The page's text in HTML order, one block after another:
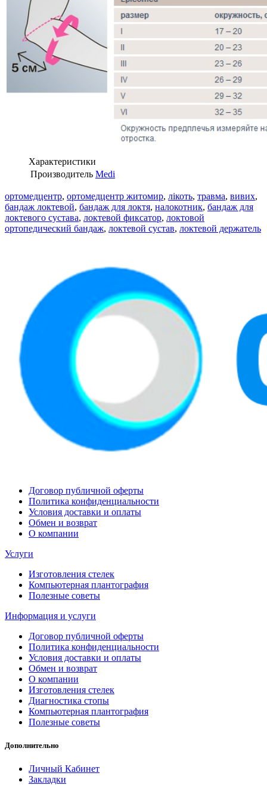
Характеристики
Производитель Medi
ортомедцентр, ортомедцентр житомир, лікоть, травма, вивих,
бандаж локтевой, бандаж для локтя, налокотник, бандаж для
локтевого сустава, локтевой фиксатор, локтовой
ортопедический бандаж, локтевой сустав, локтевой держатель
Договор публичной оферты
Политика конфиденциальности
Условия доставки и оплаты
Обмен и возврат
О компании
Услуги
Изготовления стелек
Компьютерная плантография
Полезные советы
Информация и услуги
Договор публичной оферты
Политика конфиденциальности
Условия доставки и оплаты
Обмен и возврат
О компании
Изготовления стелек
Диагностика стопы
Компьютерная плантография
Полезные советы
Дополнительно
Личный Кабинет
Закладки